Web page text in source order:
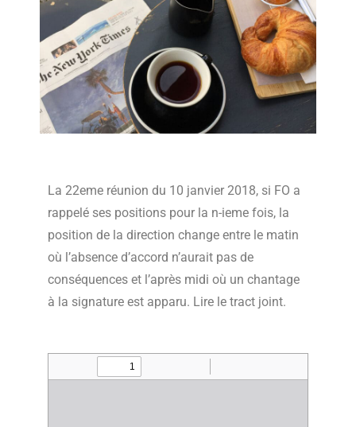
La 22eme réunion du 10 janvier 2018, si FO a
rappelé ses positions pour la n-ieme fois, la
position de la direction change entre le matin
où l’absence d’accord n’aurait pas de
conséquences et l’après midi où un chantage
à la signature est apparu. Lire le tract joint.